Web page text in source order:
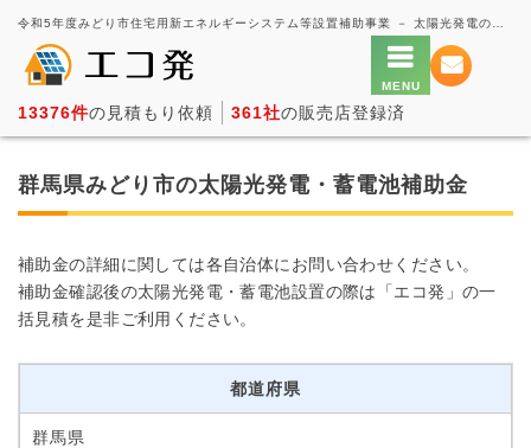
13376件の見積もり依頼 361社の販売店登録済
群馬県みどり市の太陽光発電・蓄電池補助金
補助金の詳細に関しては各自治体にお問い合わせください。
補助金確認後の太陽光発電・蓄電池設置の際は「エコ発」の一
括見積を是非ご利用ください。
都道府県
群馬県